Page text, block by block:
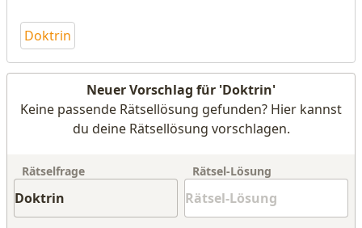
Doktrin
Neuer Vorschlag für 'Doktrin'
Keine passende Rätsellösung gefunden? Hier kannst
du deine Rätsellösung vorschlagen.
Rätselfrage Rätsel-Lösung